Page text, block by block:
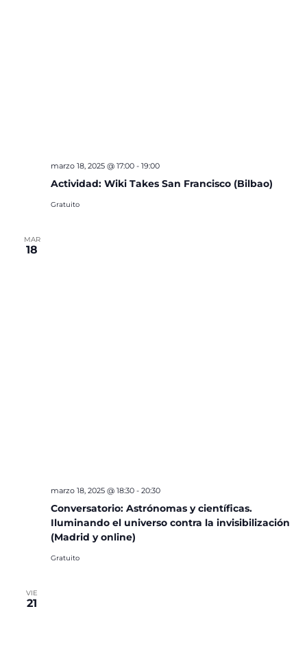
Actividad: Wiki Takes San Francisco (Bilbao)
marzo 18, 2025 @ 17:00- 19:00
Gratuito
MAR
18
Conversatorio: Astrónomas y científicas.
Iluminando el universo contra la invisibilización
(Madrid y online)
marzo 18, 2025 @ 18:30- 20:30
Gratuito
VIE
21